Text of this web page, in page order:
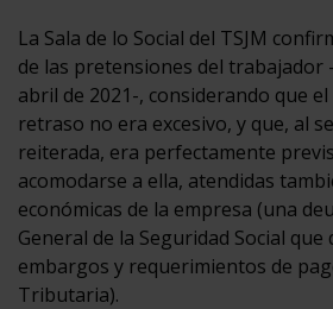
La Sala de lo Social del TSJM
de las pretensiones del trabajador
abril de 2021-, considerando que
retraso no era excesivo, y que, al
reiterada, era perfectamente
acomodarse a ella, atendidas
económicas de la empresa (una
General de la Seguridad Social
embargos y requerimientos de
Tributaria).